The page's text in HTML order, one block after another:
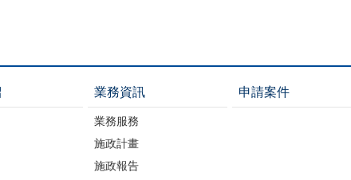
業務資訊
業務服務
施政計畫
施政報告
申請案件